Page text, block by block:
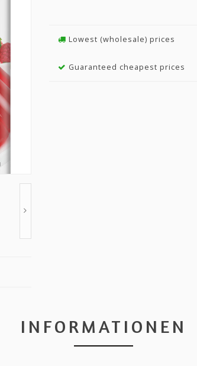
Lowest (wholesale) prices
Guaranteed cheapest prices
INFORMATIONEN